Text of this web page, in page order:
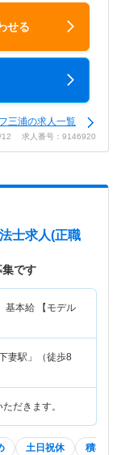
せる
三浦の求人一覧
12 求人番号：9146920
士求人(正職
集です
本給 【モデル
妻駅」（徒歩8
だきます。
土日祝休 積極採